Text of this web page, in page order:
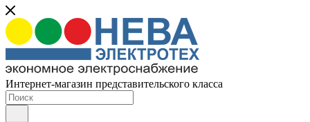
Интернет-магазин представительского класса